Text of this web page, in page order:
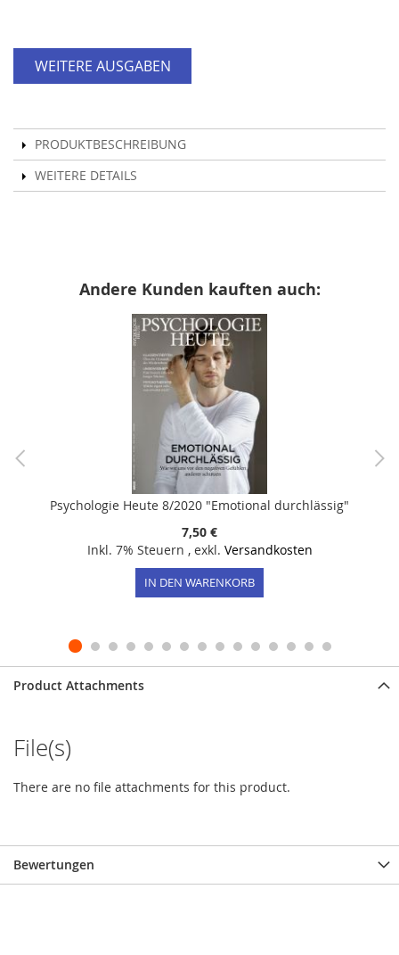
WEITERE AUSGABEN
PRODUKTBESCHREIBUNG
WEITERE DETAILS
Andere Kunden kauften auch:
Psychologie Heute 8/2020 "Emotional durchlässig"
7,50 €
Inkl. 7% Steuern , exkl. Versandkosten
IN DEN WARENKORB
Product Attachments
File(s)
There are no file attachments for this product.
Bewertungen